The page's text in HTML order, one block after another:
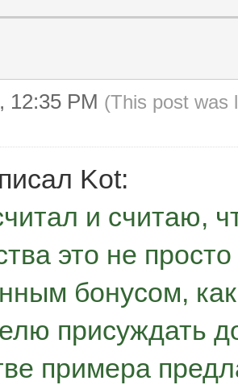
12:35 PM (This post was
Kot:
и считаю,
это не
бонусом,
присуждать
примера